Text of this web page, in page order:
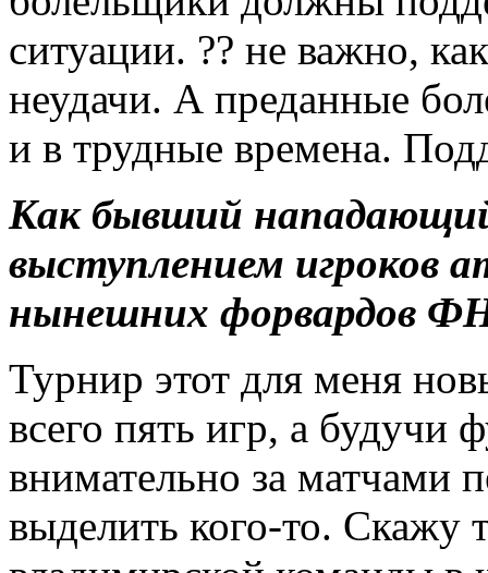
ситуации. ?? не важно,
неудачи. А преданные
и в трудные времена.
Как бывший
выступлением игроков
нынешних форвардов
Турнир этот для меня
всего пять игр, а будучи
внимательно за матчами
выделить кого-то. Скажу